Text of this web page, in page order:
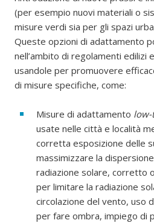
(per esempio nuovi materiali o
misure verdi sia per gli spazi
Queste opzioni di adattamento
nell’ambito di regolamenti edilizi
usandole per promuovere
di misure specifiche, come:
Misure di adattamento low-
usate nelle città e località
corretta esposizione delle
massimizzare la
radiazione solare, corretto
per limitare la radiazione
circolazione del vento, uso
per fare ombra, impiego di